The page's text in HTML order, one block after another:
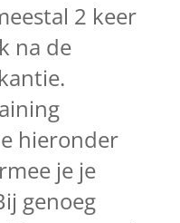
2 keer
na de
hieronder
je je
genoeg